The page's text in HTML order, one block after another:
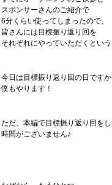
スポンサーさんのご紹介で
6分くらい使ってしまったので、
皆さんには目標振り返り回を
それぞれにやっていただくとい
今日は目標振り返り回の日ですか
僕もやります！
ただ、本編で目標振り返り回を
時間がございません♪